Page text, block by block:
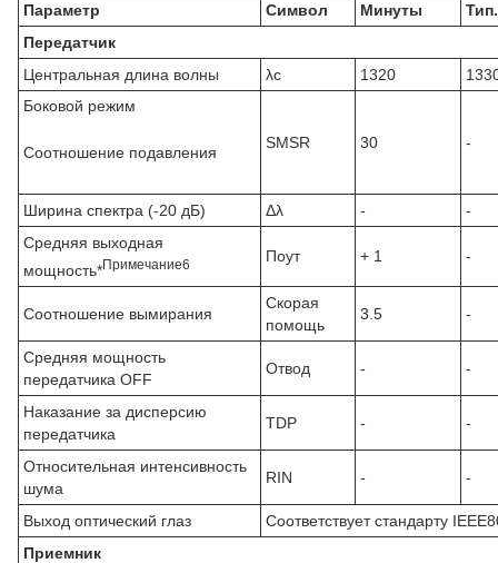
Параметр Символ Минуты
Тип.
Передатчик
Центральная длина волны
λc 1320
Боковой режим
Соотношение подавления
SMSR 30 -
Ширина спектра (-20 дБ) Δλ -
-
Средняя выходная
мощность*Примечание6 Поут + 1 -
Соотношение вымирания
Скорая
помощь
3.5 -
Средняя мощность
передатчика OFF
Отвод - -
Наказание за дисперсию
передатчика
TDP - -
Относительная интенсивность
шума
RIN - -
Выход оптический глаз
Соответствует стандарту
Приемник